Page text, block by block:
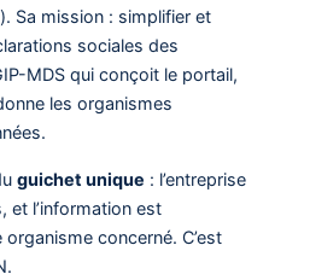
Sa mission : simplifier et
sociales des
MDS qui conçoit le portail,
les organismes
guichet unique : l’entreprise
et l’information est
concerné. C’est